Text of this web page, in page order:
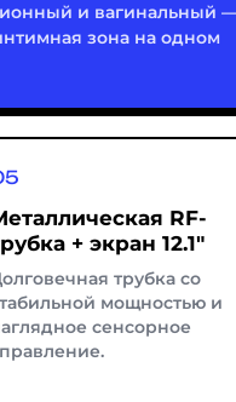
и вагинальный
зона на одном
RF-
+ экран 12.1″
трубка со
мощностью и
сенсорное